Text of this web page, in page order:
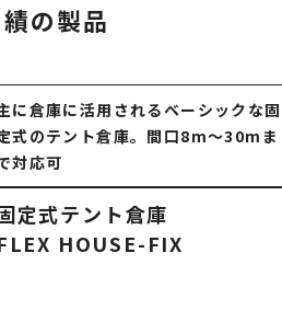
の製品
に倉庫に活用されるベーシックな固
式のテント倉庫。間口8m～30mま
対応可
定式テント倉庫
HOUSE-FIX